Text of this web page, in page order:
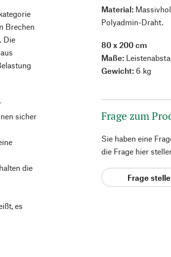
Brechen
Die
sicher
die
es
Material:
Polyadmin-Draht.
80 x 200 cm
Maße:
Gewicht: 6 kg
Frage zum
Sie haben eine
die Frage hier
Frage